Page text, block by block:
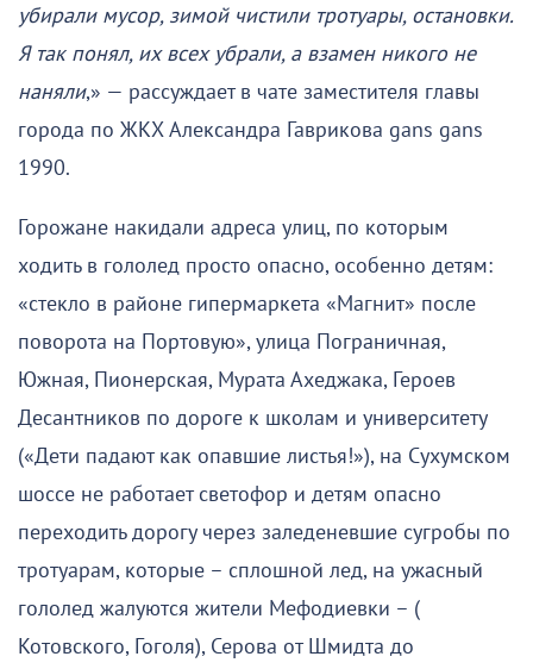
убирали мусор, зимой чистили тротуары, остановки.
Я так понял, их всех убрали, а взамен никого не
наняли,» — рассуждает в чате заместителя главы
города по ЖКХ Александра Гаврикова gans gans
1990.
Горожане накидали адреса улиц, по которым
ходить в гололед просто опасно, особенно детям:
«стекло в районе гипермаркета «Магнит» после
поворота на Портовую», улица Пограничная,
Южная, Пионерская, Мурата Ахеджака, Героев
Десантников по дороге к школам и университету
(«Дети падают как опавшие листья!»), на Сухумском
шоссе не работает светофор и детям опасно
переходить дорогу через заледеневшие сугробы по
тротуарам, которые – сплошной лед, на ужасный
гололед жалуются жители Мефодиевки – (
Котовского, Гоголя), Серова от Шмидта до